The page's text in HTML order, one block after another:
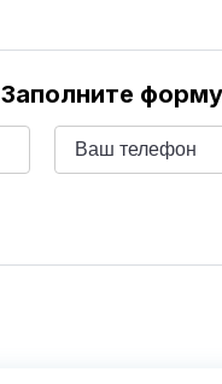
Заполните